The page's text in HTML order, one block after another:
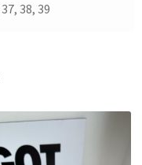
38, 39